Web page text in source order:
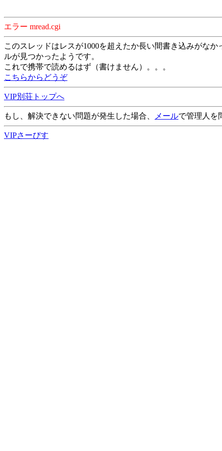
エラー mread.cgi
このスレッドはレスが1000を超えたか長い間書き込みがな
ルが見つかったようです。
これで携帯で読めるはず（書けません）。。。
こちらからどうぞ
VIP別荘トップへ
もし、解決できない問題が発生した場合、 メールで管理人を
VIPさーびす